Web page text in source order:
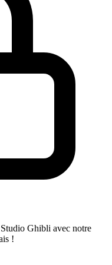
Ghibli avec notre
!